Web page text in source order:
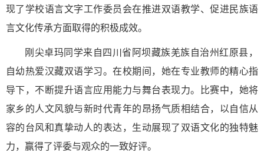
现了学校语言文字工作委员会在推进双语教学、促进民族语
言文化传承方面取得的积极成效。
刚尖卓玛同学来自四川省阿坝藏族羌族自治州红原县，
自幼热爱汉藏双语学习。在校期间，她在专业教师的精心指
导下，不断提升语言应用能力与舞台表现力。比赛中，她将
家乡的人文风貌与新时代青年的昂扬气质相结合，以自信从
容的台风和真挚动人的表达，生动展现了双语文化的独特魅
力，赢得了评委与观众的一致好评。